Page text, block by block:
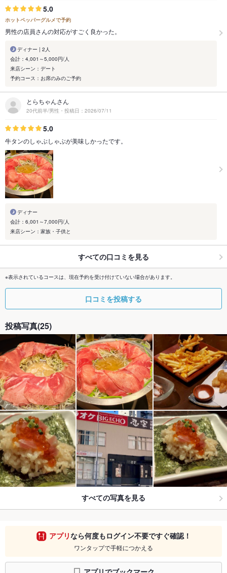
5.0
ホットペッパーグルメで予約
男性の店員さんの対応がすごく良かった。
ディナー | 2人
会計：4,001～5,000円/人
来店シーン：デート
予約コース：お席のみのご予約
とらちゃんさん
20代前半/男性・投稿日：2026/07/11
5.0
牛タンのしゃぶしゃぶが美味しかったです。
ディナー
会計：6,001～7,000円/人
来店シーン：家族・子供と
すべての口コミを見る
※表示されているコースは、現在予約を受け付けていない場合があります。
口コミを投稿する
投稿写真(25)
すべての写真を見る
アプリなら何度もログイン不要ですぐ確認！
ワンタップで手軽につかえる